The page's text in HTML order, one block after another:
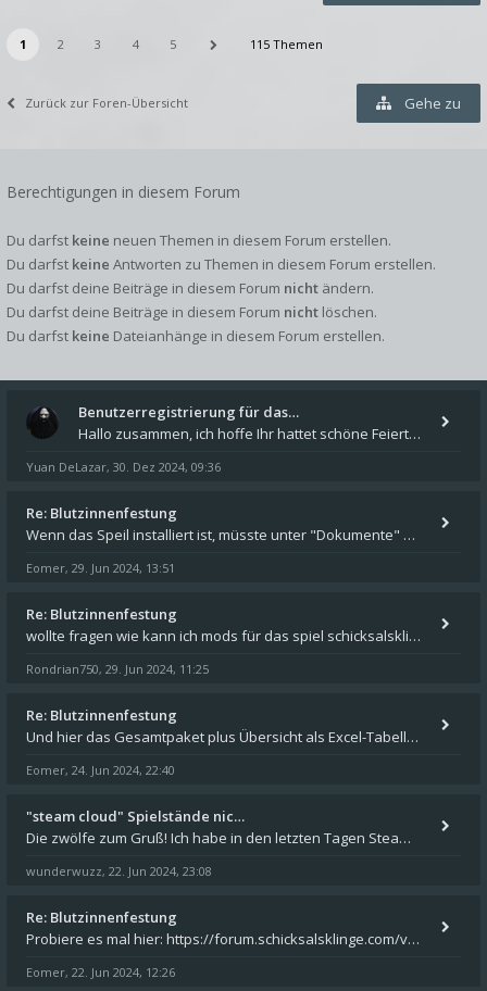
1 2 3 4 5 115 Themen
Zurück zur Foren-Übersicht Gehe zu
Berechtigungen in diesem Forum
Du darfst keine neuen Themen in diesem Forum erstellen.
Du darfst keine Antworten zu Themen in diesem Forum erstellen.
Du darfst deine Beiträge in diesem Forum nicht ändern.
Du darfst deine Beiträge in diesem Forum nicht löschen.
Du darfst keine Dateianhänge in diesem Forum erstellen.
Benutzerregistrierung für das…
Hallo zusammen, ich hoffe Ihr hattet schöne Feiertage und kommt auch gut ins neue Jahr. Ich schreibe hier kurz zur Infor
Yuan DeLazar, 30. Dez 2024, 09:36
Re: Blutzinnenfestung
Wenn das Speil installiert ist, müsste unter "Dokumente" auf Deinem Rechner ein Verzeichnis "blade of destiny" sein. Dar
Eomer, 29. Jun 2024, 13:51
Re: Blutzinnenfestung
wollte fragen wie kann ich mods für das spiel schicksalsklinge in das spieleverzeichnis kopieren und in welches
Rondrian750, 29. Jun 2024, 11:25
Re: Blutzinnenfestung
Und hier das Gesamtpaket plus Übersicht als Excel-Tabelle: https://forum.schicksalsklinge.com/viewtopic.php?f=239&t=156
Eomer, 24. Jun 2024, 22:40
"steam cloud" Spielstände nic…
Die zwölfe zum Gruß! Ich habe in den letzten Tagen Steam auf meinem Desktop PC mit Windows 11 installiert und über Steam
wunderwuzz, 22. Jun 2024, 23:08
Re: Blutzinnenfestung
Probiere es mal hier: https://forum.schicksalsklinge.com/viewtopic.php?f=239&t=15661
Eomer, 22. Jun 2024, 12:26